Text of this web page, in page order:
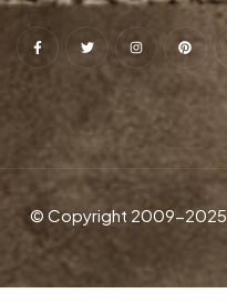
© Copyright 2009-2025